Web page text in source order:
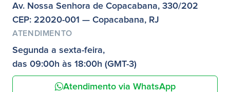
Av. Nossa Senhora de Copacabana, 330/202
CEP: 22020-001 — Copacabana, RJ
ATENDIMENTO
Segunda a sexta-feira,
das 09:00h às 18:00h (GMT-3)
Atendimento via WhatsApp